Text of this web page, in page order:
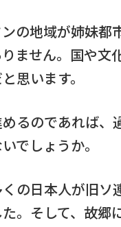
の地域が姉妹
ません。国や
思います。
るのであれば
でしょうか。
の日本人が旧
。そして、故